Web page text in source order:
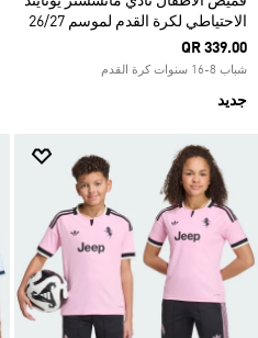
الاحتياطي لكرة القدم لموسم 26/27
QR 339.00
شباب 8-16 سنوات كرة القدم
جديد